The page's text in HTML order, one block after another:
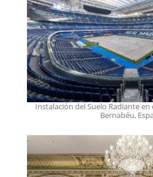
Instalación del Suelo Radiante en
Bernabéu,